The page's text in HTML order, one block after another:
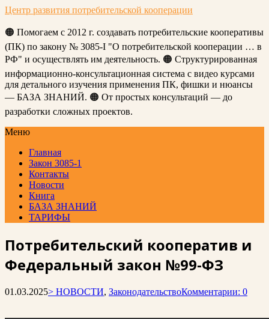
Центр развития потребительской кооперации
🟠 Помогаем с 2012 г. создавать потребительские кооперативы
(ПК) по закону № 3085-I "О потребительской кооперации … в
РФ" и осуществлять им деятельность. 🟠 Структурированная
информационно-консультационная система с видео курсами
для детального изучения применения ПК, фишки и нюансы
— БАЗА ЗНАНИЙ. 🟠 От простых консультаций — до
разработки сложных проектов.
Меню
Главная
Закон 3085-1
Контакты
Новости
Книга
БАЗА ЗНАНИЙ
ТАРИФЫ
Потребительский кооператив и
Федеральный закон №99-ФЗ
01.03.2025> НОВОСТИ, ЗаконодательствоКомментарии: 0